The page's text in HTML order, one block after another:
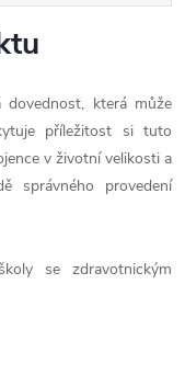
dovednost, která může
příležitost si tuto
v životní velikosti a
správného provedení
se zdravotnickým